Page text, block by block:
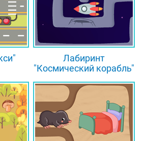
Лабиринт
"Космический корабль"